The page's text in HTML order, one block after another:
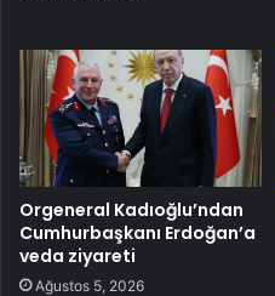
Orgeneral Kadıoğlu’ndan
Cumhurbaşkanı Erdoğan’a
veda ziyareti
Ağustos 5, 2026